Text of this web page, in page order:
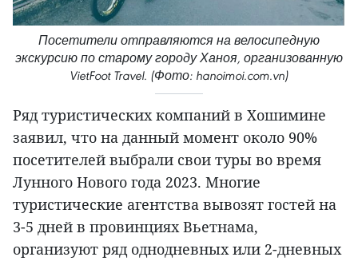
Посетители отправляются на велосипедную
экскурсию по старому городу Ханоя, организованную
VietFoot Travel. (Фото: hanoimoi.com.vn)
Ряд туристических компаний в Хошимине
заявил, что на данный момент около 90%
посетителей выбрали свои туры во время
Лунного Нового года 2023. Многие
туристические агентства вывозят гостей на
3-5 дней в провинциях Вьетнама,
организуют ряд однодневных или 2-дневных